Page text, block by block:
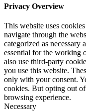
Privacy Overview
This website uses
navigate through the
categorized as necessary
essential for the working
also use third-party
you use this website.
only with your consent.
cookies. But opting out
browsing experience.
Necessary